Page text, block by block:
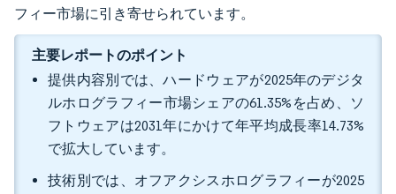
フィー市場に引き寄せられています。
主要レポートのポイント
提供内容別では、ハードウェアが2025年のデジタ
ルホログラフィー市場シェアの61.35%を占め、ソ
フトウェアは2031年にかけて年平均成長率14.73%
で拡大しています。
技術別では、オフアクシスホログラフィーが2025